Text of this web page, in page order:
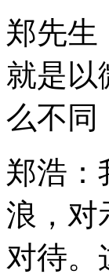
郑先生
就是以
么不同
郑浩：
浪，对
对待。